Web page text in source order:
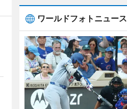
ワールドフォトニュース